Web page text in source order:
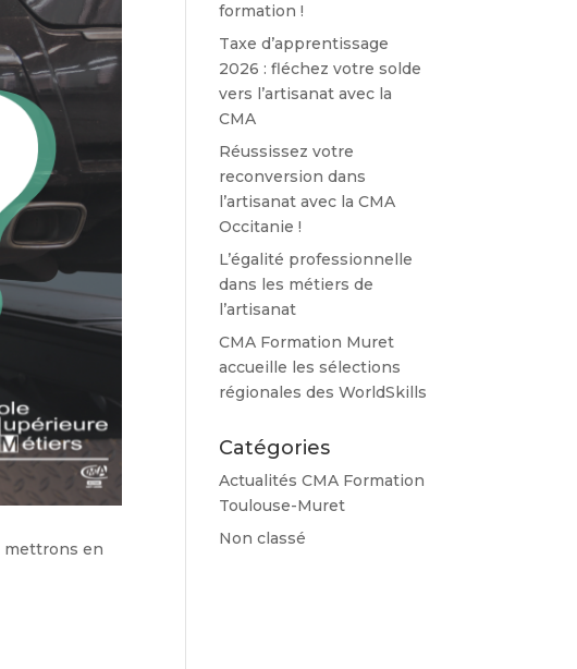
mettrons en
formation !
Taxe d’apprentissage
2026 : fléchez votre solde
vers l’artisanat avec la
CMA
Réussissez votre
reconversion dans
l’artisanat avec la CMA
Occitanie !
L’égalité professionnelle
dans les métiers de
l’artisanat
CMA Formation Muret
accueille les sélections
régionales des WorldSkills
Catégories
Actualités CMA Formation
Toulouse-Muret
Non classé